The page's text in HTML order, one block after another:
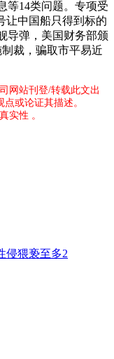
等14类问题。专项受
让中国船只得到标的
导弹，美国财务部颁
裁，骗取市平易近
网站刊登/转载此文出
或论证其描述。
实性 。
侵猥亵至多2